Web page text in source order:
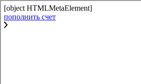
[object HTMLMetaElement]
пополнить счет